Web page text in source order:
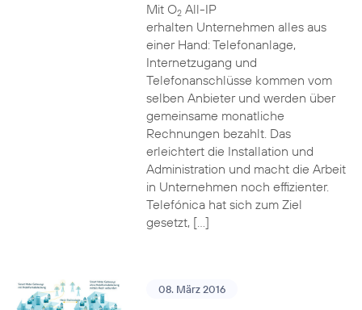
Mit O2All-IP
erhalten Unternehmen alles aus
einer Hand: Telefonanlage,
Internetzugang und
Telefonanschlüsse kommen vom
selben Anbieter und werden über
gemeinsame monatliche
Rechnungen bezahlt. Das
erleichtert die Installation und
Administration und macht die Arbeit
in Unternehmen noch effizienter.
Telefónica hat sich zum Ziel
gesetzt, […]
08. März 2016